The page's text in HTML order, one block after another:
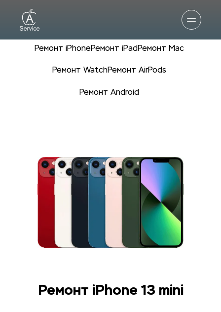
Ремонт iPhoneРемонт iPad Ремонт Mac
Ремонт WatchРемонт AirPods
Ремонт Android
Ремонт iPhone 13 mini